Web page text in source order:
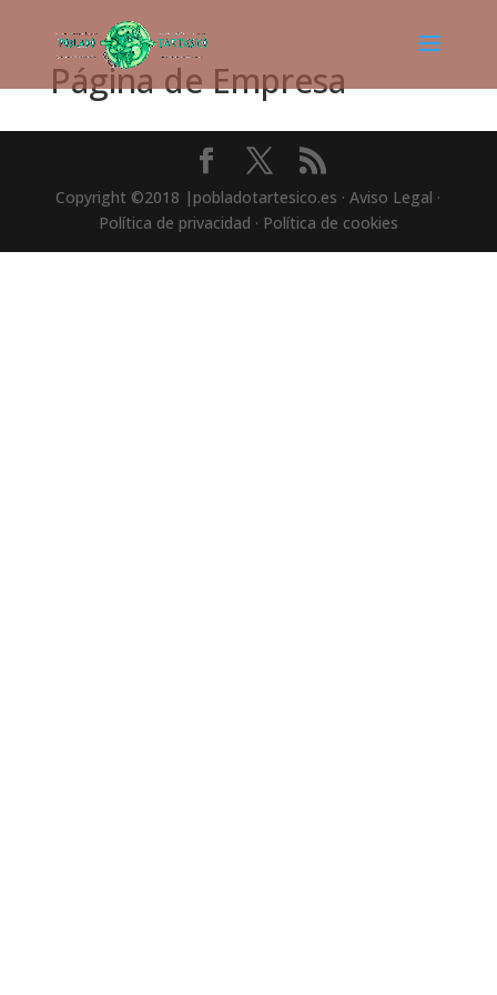
Página de Empresa
Copyright ©2018 |pobladotartesico.es · Aviso Legal ·
Política de privacidad · Política de cookies